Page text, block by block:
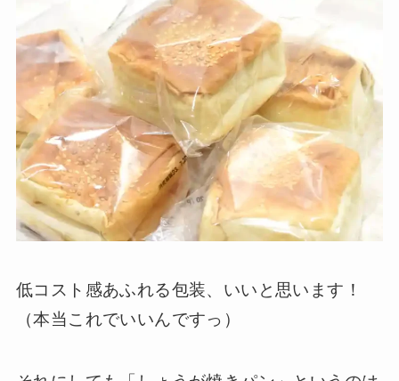
低コスト感あふれる包装、いいと思います！
（本当これでいいんですっ）